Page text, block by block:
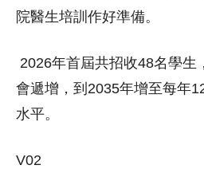
院醫生培訓作好準備。
2026年首屆共招收48名學生
會遞增，到2035年增至每年
水平。
V02